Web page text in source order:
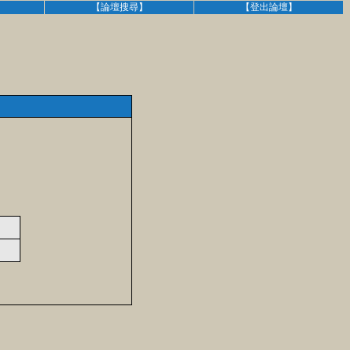
【論壇搜尋】 【登出論壇】